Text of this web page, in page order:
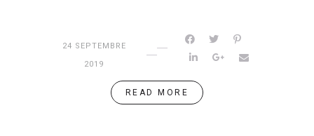
24 SEPTEMBRE
2019
READ MORE